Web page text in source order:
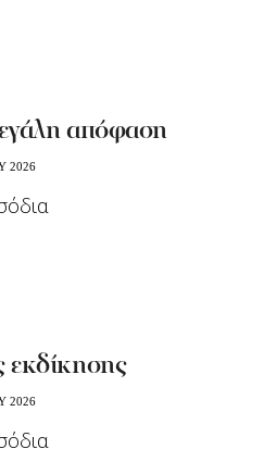
απόφαση
2026
εκδίκησης
2026